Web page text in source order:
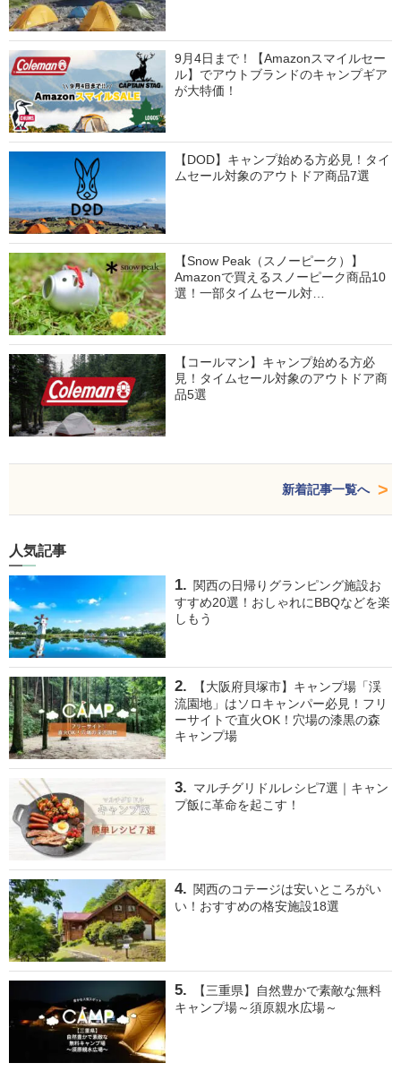
9月4日まで！【Amazonスマイルセー
ル】でアウトブランドのキャンプギア
が大特価！
【DOD】キャンプ始める方必見！タイ
ムセール対象のアウトドア商品7選
【Snow Peak（スノーピーク）】
Amazonで買えるスノーピーク商品10
選！一部タイムセール対…
【コールマン】キャンプ始める方必
見！タイムセール対象のアウトドア商
品5選
新着記事一覧へ
人気記事
関西の日帰りグランピング施設お
すすめ20選！おしゃれにBBQなどを楽
しもう
【大阪府貝塚市】キャンプ場「渓
流園地」はソロキャンパー必見！フリ
ーサイトで直火OK！穴場の漆黒の森
キャンプ場
マルチグリドルレシピ7選｜キャン
プ飯に革命を起こす！
関西のコテージは安いところがい
い！おすすめの格安施設18選
【三重県】自然豊かで素敵な無料
キャンプ場～須原親水広場～